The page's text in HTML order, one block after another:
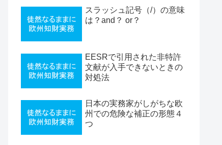
スラッシュ記号（/）の意味
は？and？ or？
EESRで引用された非特許
文献が入手できないときの
対処法
日本の実務家がしがちな欧
州での危険な補正の形態４
つ